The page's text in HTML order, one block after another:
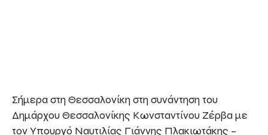
Σήμερα στη Θεσσαλονίκη στη συνάντηση του
Δημάρχου Θεσσαλονίκης Κωνσταντίνου Ζέρβα με
τον Υπουργό Ναυτιλίας Γιάννης Πλακιωτάκης –